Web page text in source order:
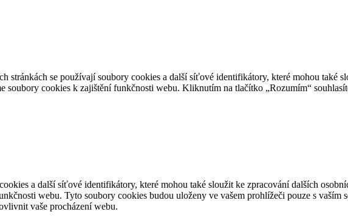
stránkách se používají soubory cookies a další síťové identifikátory, které mohou také
soubory cookies k zajištění funkčnosti webu. Kliknutím na tlačítko „Rozumím“
a další síťové identifikátory, které mohou také sloužit ke zpracování dalších
webu. Tyto soubory cookies budou uloženy ve vašem prohlížeči pouze s vaším
vaše procházení webu.